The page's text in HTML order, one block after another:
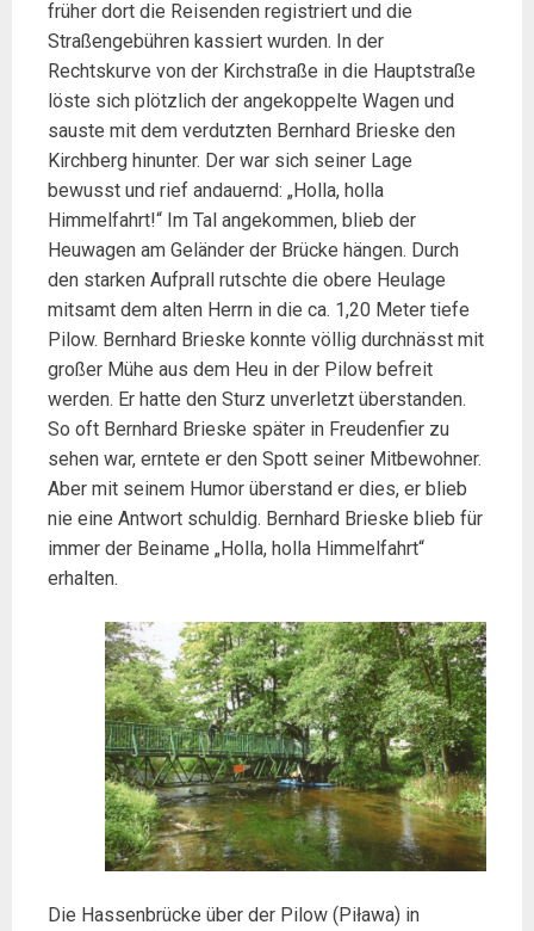
früher dort die Reisenden registriert und die
Straßengebühren kassiert wurden. In der
Rechtskurve von der Kirchstraße in die Hauptstraße
löste sich plötzlich der angekoppelte Wagen und
sauste mit dem verdutzten Bernhard Brieske den
Kirchberg hinunter. Der war sich seiner Lage
bewusst und rief andauernd: „Holla, holla
Himmelfahrt!“ Im Tal angekommen, blieb der
Heuwagen am Geländer der Brücke hängen. Durch
den starken Aufprall rutschte die obere Heulage
mitsamt dem alten Herrn in die ca. 1,20 Meter tiefe
Pilow. Bernhard Brieske konnte völlig durchnässt mit
großer Mühe aus dem Heu in der Pilow befreit
werden. Er hatte den Sturz unverletzt überstanden.
So oft Bernhard Brieske später in Freudenfier zu
sehen war, erntete er den Spott seiner Mitbewohner.
Aber mit seinem Humor überstand er dies, er blieb
nie eine Antwort schuldig. Bernhard Brieske blieb für
immer der Beiname „Holla, holla Himmelfahrt“
erhalten.
Die Hassenbrücke über der Pilow (Piława) in